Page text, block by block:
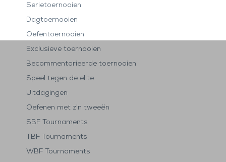
Serietoernooien
Dagtoernooien
Oefentoernooien
Exclusieve toernooien
Becommentarieerde toernooien
Speel tegen de elite
Uitdagingen
Oefenen met z'n tweeën
SBF Tournaments
TBF Tournaments
WBF Tournaments